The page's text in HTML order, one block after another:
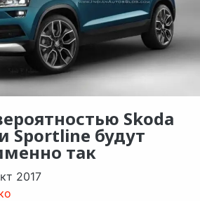
Skoda
Sportline будут
так
2017